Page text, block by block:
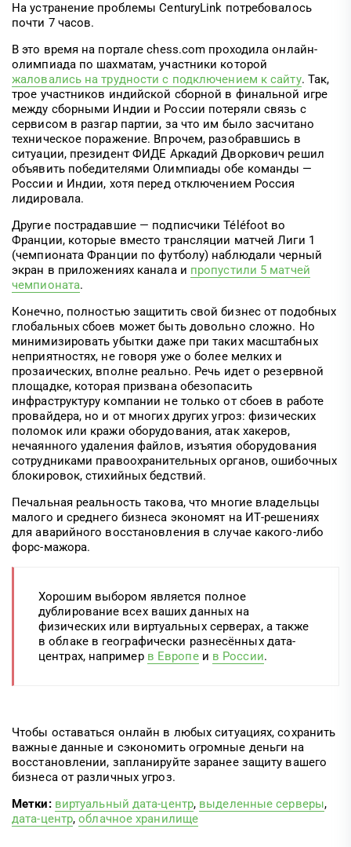
На устранение проблемы CenturyLink потребовалось
почти 7 часов.
В это время на портале chess.com проходила онлайн-
олимпиада по шахматам, участники которой
жаловались на трудности с подключением к сайту. Так,
трое участников индийской сборной в финальной игре
между сборными Индии и России потеряли связь с
сервисом в разгар партии, за что им было засчитано
техническое поражение. Впрочем, разобравшись в
ситуации, президент ФИДЕ Аркадий Дворкович решил
объявить победителями Олимпиады обе команды —
России и Индии, хотя перед отключением Россия
лидировала.
Другие пострадавшие — подписчики Téléfoot во
Франции, которые вместо трансляции матчей Лиги 1
(чемпионата Франции по футболу) наблюдали черный
экран в приложениях канала и пропустили 5 матчей
чемпионата.
Конечно, полностью защитить свой бизнес от подобных
глобальных сбоев может быть довольно сложно. Но
минимизировать убытки даже при таких масштабных
неприятностях, не говоря уже о более мелких и
прозаических, вполне реально. Речь идет о резервной
площадке, которая призвана обезопасить
инфраструктуру компании не только от сбоев в работе
провайдера, но и от многих других угроз: физических
поломок или кражи оборудования, атак хакеров,
нечаянного удаления файлов, изъятия оборудования
сотрудниками правоохранительных органов, ошибочных
блокировок, стихийных бедствий.
Печальная реальность такова, что многие владельцы
малого и среднего бизнеса экономят на ИТ-решениях
для аварийного восстановления в случае какого-либо
форс-мажора.
Хорошим выбором является полное
дублирование всех ваших данных на
физических или виртуальных серверах, а также
в облаке в географически разнесённых дата-
центрах, например в Европеи в России.
Чтобы оставаться онлайн в любых ситуациях, сохранить
важные данные и сэкономить огромные деньги на
восстановлении, запланируйте заранее защиту вашего
бизнеса от различных угроз.
Метки: виртуальный дата-центр, выделенные серверы,
дата-центр,облачное хранилище